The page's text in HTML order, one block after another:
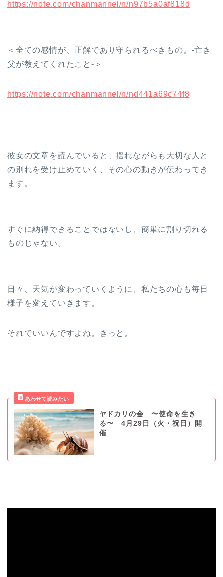
https://note.com/chanmannel/n/n97b5a0af818d
＜全ての感情が、正解であり守られるべきもの。-亡き
父が教えてくれたこと-＞
https://note.com/chanmannel/n/nd441a69c74f8
彼女の文章を読んでいると、揺れながらも大切な人と
の別れを受け止めていく、その心の動きが伝わってき
ます。
すぐに納得できることではないし、簡単に割り切れる
ものじゃない。
日々、天気が変わっていくように、私たちの心も毎日
様子を変えていきます。
それでいいんですよね。きっと。
ヤドカリの会 〜使命を生き
る〜 4月29日（火・祝日）開
催